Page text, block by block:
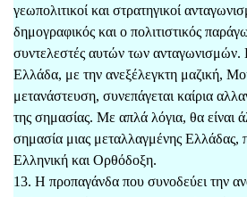
γεωπολιτικοί και στρατηγικοί
δημογραφικός και ο πολιτιστικός
συντελεστές αυτών των
Ελλάδα, με την ανεξέλεγκτη μαζική,
μετανάστευση, συνεπάγεται καίρια
της σημασίας. Με απλά λόγια, θα είναι
σημασία μιας μεταλλαγμένης Ελλάδας,
Ελληνική και Ορθόδοξη.
13. Η προπαγάνδα που συνοδεύει την